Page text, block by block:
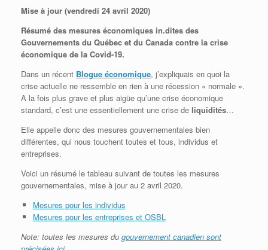
Mise à jour (vendredi 24 avril 2020)
Résumé des mesures économiques in.dites des
Gouvernements du Québec et du Canada contre la crise
économique de la Covid-19.
Dans un récent Blogue économique, j’expliquais en quoi la
crise actuelle ne ressemble en rien à une récession « normale ».
A la fois plus grave et plus aigüe qu’une crise économique
standard, c’est une essentiellement une crise de liquidités…
Elle appelle donc des mesures gouvernementales bien
différentes, qui nous touchent toutes et tous, individus et
entreprises.
Voici un résumé le tableau suivant de toutes les mesures
gouvernementales, mise à jour au 2 avril 2020.
Mesures pour les individus
Mesures pour les entreprises et OSBL
Note: toutes les mesures du gouvernement canadien sont